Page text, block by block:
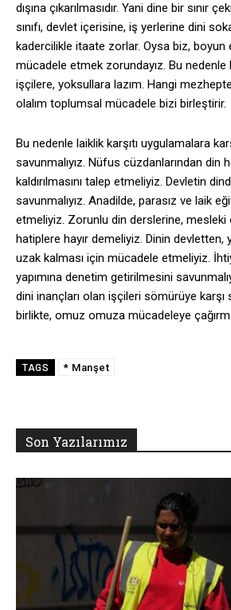
dışına çıkarılmasıdır. Yani dine bir sınır
sınıfı, devlet içerisine, iş yerlerine dini
kadercilikle itaate zorlar. Oysa biz, boyun
mücadele etmek zorundayız. Bu nedenle
işçilere, yoksullara lazım. Hangi
olalım toplumsal mücadele bizi birleştirir.
Bu nedenle laiklik karşıtı uygulamalara
savunmalıyız. Nüfus cüzdanlarından din
kaldırılmasını talep etmeliyiz. Devletin
savunmalıyız. Anadilde, parasız ve laik
etmeliyiz. Zorunlu din derslerine, mesleki
hatiplere hayır demeliyiz. Dinin devletten,
uzak kalması için mücadele etmeliyiz.
yapımına denetim getirilmesini
dini inançları olan işçileri sömürüye karşı
birlikte, omuz omuza mücadeleye
TAGS * Manşet
Son Yazılarımız